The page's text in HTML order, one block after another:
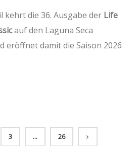
kehrt die 36. Ausgabe der Life
auf den Laguna Seca
eröffnet damit die Saison 2026
3 … 26